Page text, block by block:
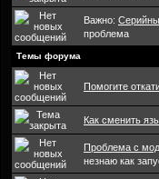
Важно:
проблема
Темы форума
Помогите
Как сменить
Проблема с
незнаю как